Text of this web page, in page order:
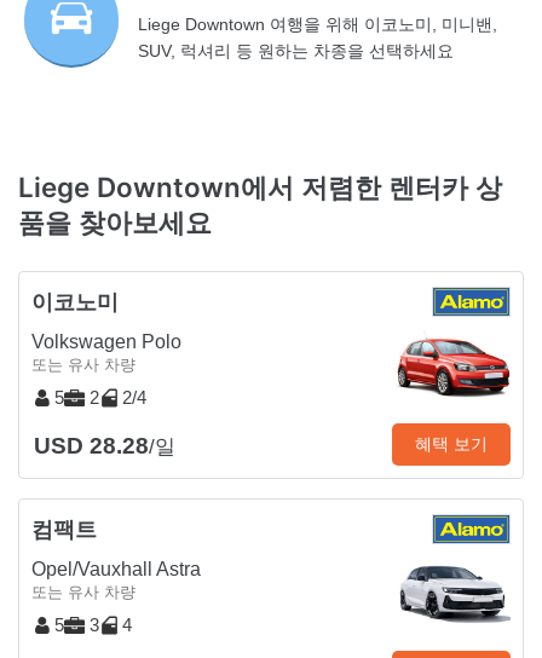
Liege Downtown 여행을 위해 이코노미, 미니밴,
SUV, 럭셔리 등 원하는 차종을 선택하세요
Liege Downtown에서 저렴한 렌터카 상
품을 찾아보세요
이코노미
Volkswagen Polo
또는 유사 차량
5 2 2/4
USD 28.28/일 혜택 보기
컴팩트
Opel/Vauxhall Astra
또는 유사 차량
5 3 4